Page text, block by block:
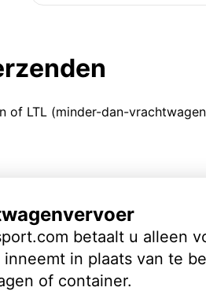
LTL (minder-dan-
betaalt u alleen
in plaats van te
of container.